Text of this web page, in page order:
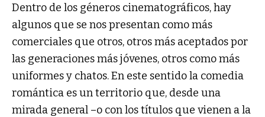
Dentro de los géneros cinematográficos, hay
algunos que se nos presentan como más
comerciales que otros, otros más aceptados por
las generaciones más jóvenes, otros como más
uniformes y chatos. En este sentido la comedia
romántica es un territorio que, desde una
mirada general –o con los títulos que vienen a la